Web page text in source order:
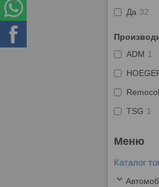
Да 32
ADM 1
TSG 1
Каталог